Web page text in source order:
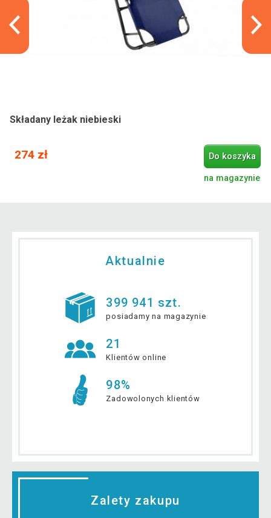
Składany leżak niebieski
274 zł Do koszyka
na magazynie
Aktualnie
399 941 szt.
posiadamy na magazynie
21
Klientów online
98%
Zadowolonych klientów
Zalety zakupu